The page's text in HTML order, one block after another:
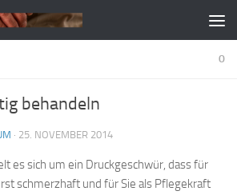
0
behandeln
· 25. NOVEMBER 2014
es sich um ein Druckgeschwür, dass für
schmerzhaft und für Sie als Pflegekraft